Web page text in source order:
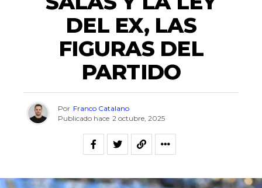
DEL EX, LAS
FIGURAS DEL
PARTIDO
Por Franco Catalano
Publicado hace 2 octubre, 2025